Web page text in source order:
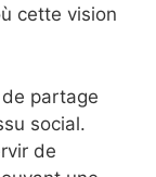
cette vision
partage
social.
de